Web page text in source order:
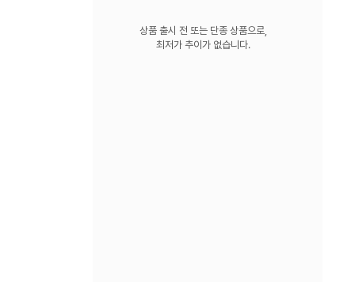
상품 출시 전 또는 단종 상품으로,
최저가 추이가 없습니다.